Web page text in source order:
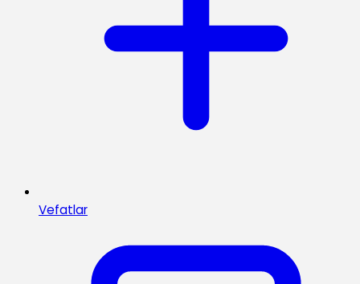
Vefatlar